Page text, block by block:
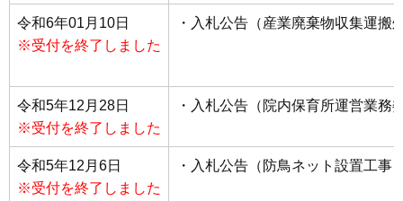
令和6年01月10日
※受付を終了しました
・入札公告（産業廃棄物収集運搬
令和5年12月28日
※受付を終了しました
・入札公告（院内保育所運営業務
令和5年12月6日
※受付を終了しました
・入札公告（防鳥ネット設置工事